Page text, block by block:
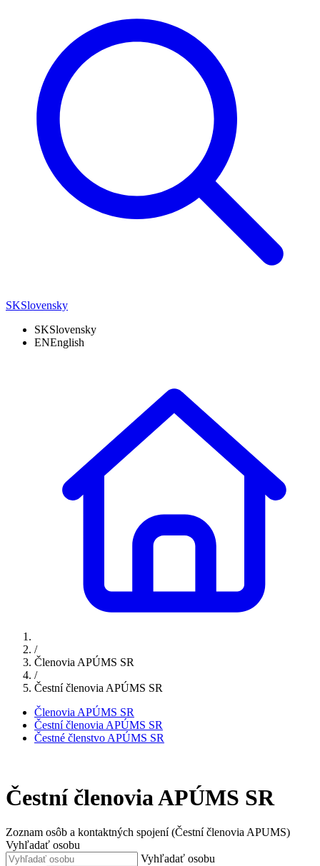
SKSlovensky
SKSlovensky
ENEnglish
/
Členovia APÚMS SR
/
Čestní členovia APÚMS SR
Členovia APÚMS SR
Čestní členovia APÚMS SR
Čestné členstvo APÚMS SR
Čestní členovia APÚMS SR
Zoznam osôb a kontaktných spojení (Čestní členovia APUMS)
Vyhľadať osobu
Vyhľadať osobu